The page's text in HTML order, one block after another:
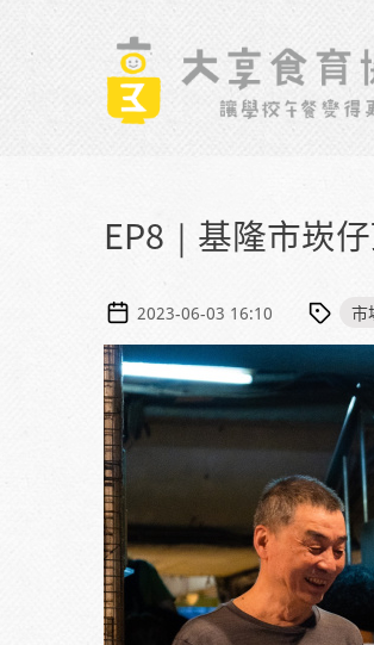
EP8｜基隆市崁
2023-06-03 16:10 市